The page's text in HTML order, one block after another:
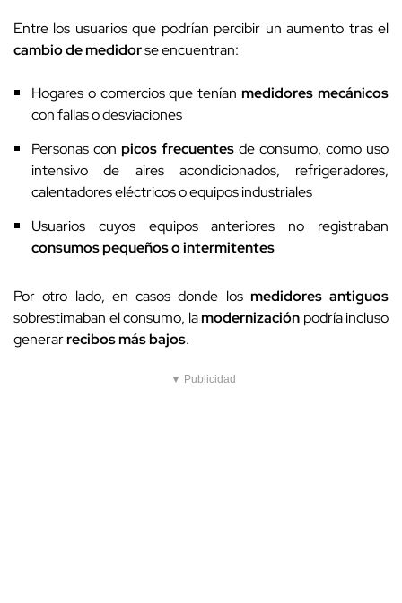
Entre los usuarios que podrían percibir un aumento tras el
cambio de medidorse encuentran:
Hogares o comercios que teníanmedidores mecánicos
con fallas o desviaciones
Personas con picos frecuentes de consumo, como uso
intensivo de aires acondicionados, refrigeradores,
calentadores eléctricos o equipos industriales
Usuarios cuyos equipos anteriores no registraban
consumos pequeños o intermitentes
Por otro lado, en casos donde los medidores antiguos
sobrestimaban el consumo, lamodernización podría incluso
generarrecibos más bajos.
▼ Publicidad